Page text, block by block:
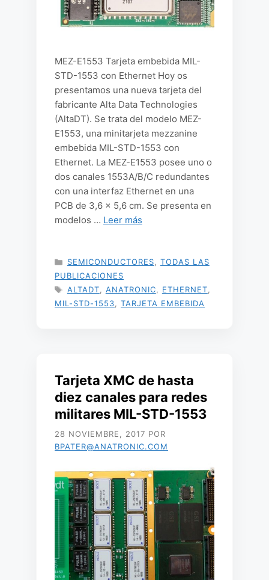
MEZ-E1553 Tarjeta embebida MIL-
STD-1553 con Ethernet Hoy os
presentamos una nueva tarjeta del
fabricante Alta Data Technologies
(AltaDT). Se trata del modelo MEZ-
E1553, una minitarjeta mezzanine
embebida MIL-STD-1553 con
Ethernet. La MEZ-E1553 posee uno o
dos canales 1553A/B/C redundantes
con una interfaz Ethernet en una
PCB de 3,6 × 5,6 cm. Se presenta en
modelos … Leer más
CATEGORÍAS
SEMICONDUCTORES
TODAS LAS
PUBLICACIONES
ETIQUETAS
ALTADT ANATRONIC ETHERNET
MIL-STD-1553
TARJETA EMBEBIDA
Tarjeta XMC de hasta
diez canales para redes
militares MIL-STD-1553
28 NOVIEMBRE, 2017 POR
BPATER@ANATRONIC.COM